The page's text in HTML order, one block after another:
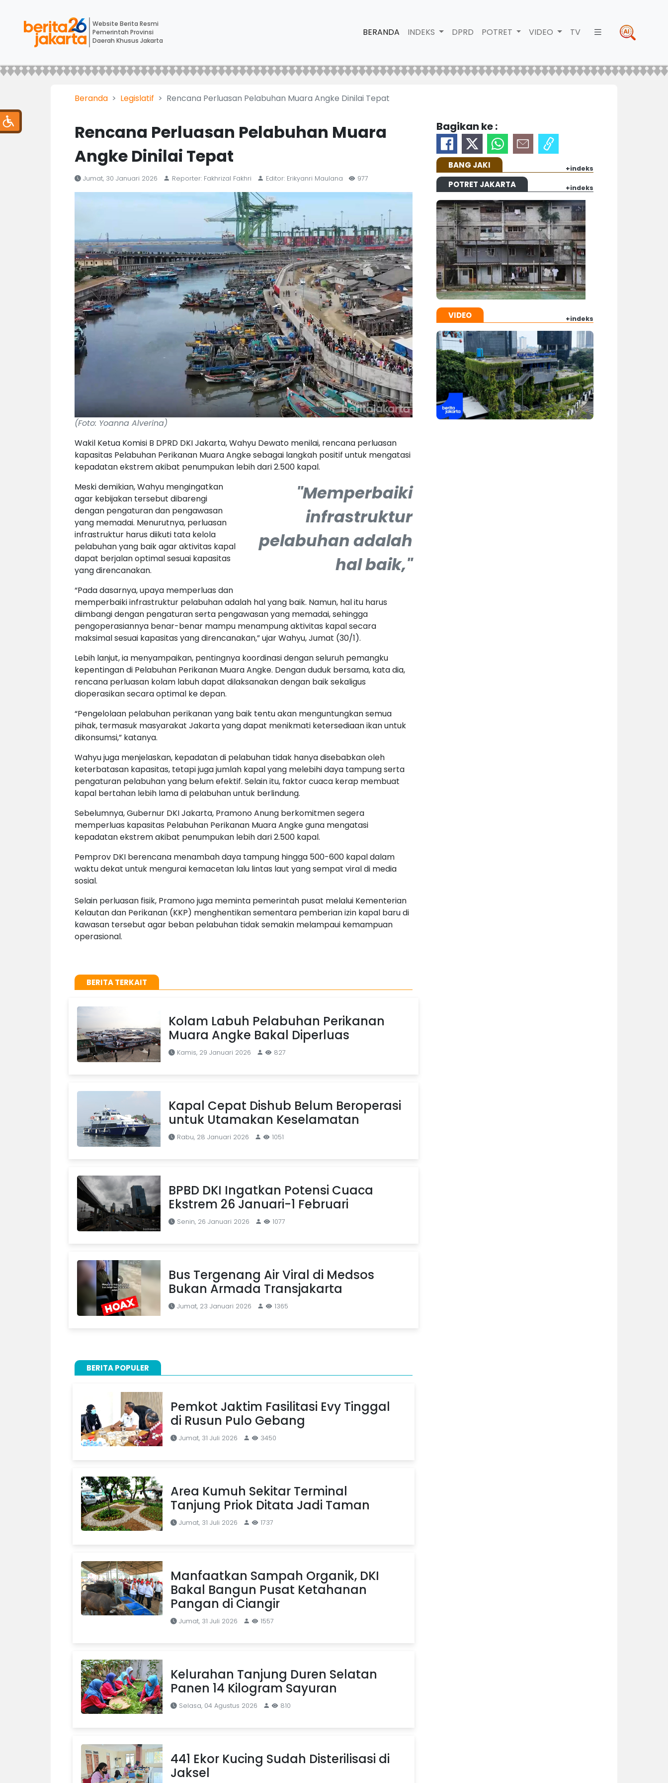
Website Berita Resmi
Pemerintah Provinsi
Daerah Khusus Jakarta
BERANDA INDEKS DPRD POTRET VIDEO TV
Beranda Legislatif Rencana Perluasan Pelabuhan Muara Angke Dinilai Tepat
Rencana Perluasan Pelabuhan Muara
Angke Dinilai Tepat
Jumat, 30 Januari 2026 Reporter: Fakhrizal Fakhri Editor: Erikyanri Maulana 977
(Foto: Yoanna Alverina)
Wakil Ketua Komisi B DPRD DKI Jakarta, Wahyu Dewato menilai, rencana perluasan
kapasitas Pelabuhan Perikanan Muara Angke sebagai langkah positif untuk mengatasi
kepadatan ekstrem akibat penumpukan lebih dari 2.500 kapal.
"Memperbaiki
infrastruktur
pelabuhan adalah
hal baik,"
Meski demikian, Wahyu mengingatkan
agar kebijakan tersebut dibarengi
dengan pengaturan dan pengawasan
yang memadai. Menurutnya, perluasan
infrastruktur harus diikuti tata kelola
pelabuhan yang baik agar aktivitas kapal
dapat berjalan optimal sesuai kapasitas
yang direncanakan.
“Pada dasarnya, upaya memperluas dan
memperbaiki infrastruktur pelabuhan adalah hal yang baik. Namun, hal itu harus
diimbangi dengan pengaturan serta pengawasan yang memadai, sehingga
pengoperasiannya benar-benar mampu menampung aktivitas kapal secara
maksimal sesuai kapasitas yang direncanakan,” ujar Wahyu, Jumat (30/1).
Lebih lanjut, ia menyampaikan, pentingnya koordinasi dengan seluruh pemangku
kepentingan di Pelabuhan Perikanan Muara Angke. Dengan duduk bersama, kata dia,
rencana perluasan kolam labuh dapat dilaksanakan dengan baik sekaligus
dioperasikan secara optimal ke depan.
“Pengelolaan pelabuhan perikanan yang baik tentu akan menguntungkan semua
pihak, termasuk masyarakat Jakarta yang dapat menikmati ketersediaan ikan untuk
dikonsumsi,” katanya.
Wahyu juga menjelaskan, kepadatan di pelabuhan tidak hanya disebabkan oleh
keterbatasan kapasitas, tetapi juga jumlah kapal yang melebihi daya tampung serta
pengaturan pelabuhan yang belum efektif. Selain itu, faktor cuaca kerap membuat
kapal bertahan lebih lama di pelabuhan untuk berlindung.
Sebelumnya, Gubernur DKI Jakarta, Pramono Anung berkomitmen segera
memperluas kapasitas Pelabuhan Perikanan Muara Angke guna mengatasi
kepadatan ekstrem akibat penumpukan lebih dari 2.500 kapal.
Pemprov DKI berencana menambah daya tampung hingga 500-600 kapal dalam
waktu dekat untuk mengurai kemacetan lalu lintas laut yang sempat viral di media
sosial.
Selain perluasan fisik, Pramono juga meminta pemerintah pusat melalui Kementerian
Kelautan dan Perikanan (KKP) menghentikan sementara pemberian izin kapal baru di
kawasan tersebut agar beban pelabuhan tidak semakin melampaui kemampuan
operasional.
BERITA TERKAIT
Kolam Labuh Pelabuhan Perikanan
Muara Angke Bakal Diperluas
Kamis, 29 Januari 2026 827
Kapal Cepat Dishub Belum Beroperasi
untuk Utamakan Keselamatan
Rabu, 28 Januari 2026 1051
BPBD DKI Ingatkan Potensi Cuaca
Ekstrem 26 Januari-1 Februari
Senin, 26 Januari 2026 1077
Bus Tergenang Air Viral di Medsos
Bukan Armada Transjakarta
Jumat, 23 Januari 2026 1365
BERITA POPULER
Pemkot Jaktim Fasilitasi Evy Tinggal
di Rusun Pulo Gebang
Jumat, 31 Juli 2026 3450
Area Kumuh Sekitar Terminal
Tanjung Priok Ditata Jadi Taman
Jumat, 31 Juli 2026 1737
Manfaatkan Sampah Organik, DKI
Bakal Bangun Pusat Ketahanan
Pangan di Ciangir
Jumat, 31 Juli 2026 1557
Kelurahan Tanjung Duren Selatan
Panen 14 Kilogram Sayuran
Selasa, 04 Agustus 2026 810
441 Ekor Kucing Sudah Disterilisasi di
Jaksel
Bagikan ke :
BANG JAKI +indeks
POTRET JAKARTA +indeks
VIDEO +indeks